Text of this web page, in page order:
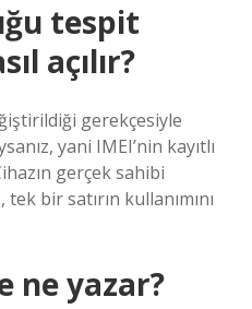
tespit
açılır?
gerekçesiyle
yani IMEI’nin kayıtlı
gerçek sahibi
bir satırın kullanımını
ne yazar?